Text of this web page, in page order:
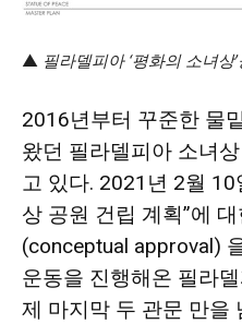
▲ 필라델피아 ‘평화의 소녀상
2016년부터 꾸준한 물
왔던 필라델피아 소녀
고 있다. 2021년 2월 10
상 공원 건립 계획”에 대
(conceptual approval)
운동을 진행해온 필라
제 마지막 두 관문 만을